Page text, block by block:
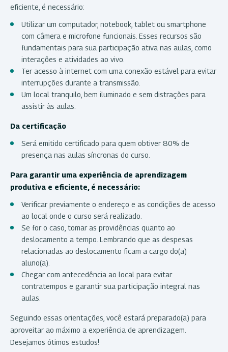
eficiente, é necessário:
Utilizar um computador, notebook, tablet ou smartphone
com câmera e microfone funcionais. Esses recursos são
fundamentais para sua participação ativa nas aulas, como
interações e atividades ao vivo.
Ter acesso à internet com uma conexão estável para evitar
interrupções durante a transmissão.
Um local tranquilo, bem iluminado e sem distrações para
assistir às aulas.
Da certificação
Será emitido certificado para quem obtiver 80% de
presença nas aulas síncronas do curso.
Para garantir uma experiência de aprendizagem
produtiva e eficiente, é necessário:
Verificar previamente o endereço e as condições de acesso
ao local onde o curso será realizado.
Se for o caso, tomar as providências quanto ao
deslocamento a tempo. Lembrando que as despesas
relacionadas ao deslocamento ficam a cargo do(a)
aluno(a).
Chegar com antecedência ao local para evitar
contratempos e garantir sua participação integral nas
aulas.
Seguindo essas orientações, você estará preparado(a) para
aproveitar ao máximo a experiência de aprendizagem.
Desejamos ótimos estudos!